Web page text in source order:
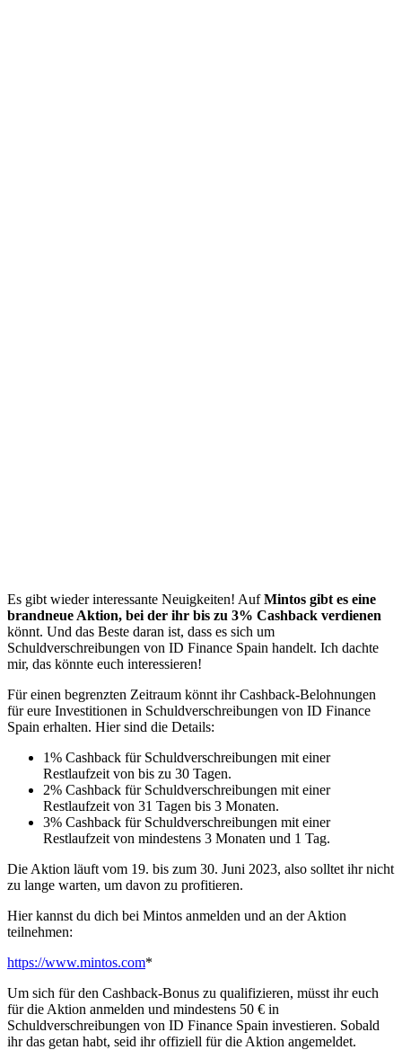
Es gibt wieder interessante Neuigkeiten! AufMintos gibt es eine
brandneue Aktion, bei der ihr bis zu 3% Cashback verdienen
könnt. Und das Beste daran ist, dass es sich um
Schuldverschreibungen von ID Finance Spain handelt. Ich dachte
mir, das könnte euch interessieren!
Für einen begrenzten Zeitraum könnt ihr Cashback-Belohnungen
für eure Investitionen in Schuldverschreibungen von ID Finance
Spain erhalten. Hier sind die Details:
1% Cashback für Schuldverschreibungen mit einer
Restlaufzeit von bis zu 30 Tagen.
2% Cashback für Schuldverschreibungen mit einer
Restlaufzeit von 31 Tagen bis 3 Monaten.
3% Cashback für Schuldverschreibungen mit einer
Restlaufzeit von mindestens 3 Monaten und 1 Tag.
Die Aktion läuft vom 19. bis zum 30. Juni 2023, also solltet ihr nicht
zu lange warten, um davon zu profitieren.
Hier kannst du dich bei Mintos anmelden und an der Aktion
teilnehmen:
https://www.mintos.com*
Um sich für den Cashback-Bonus zu qualifizieren, müsst ihr euch
für die Aktion anmelden und mindestens 50 € in
Schuldverschreibungen von ID Finance Spain investieren. Sobald
ihr das getan habt, seid ihr offiziell für die Aktion angemeldet.